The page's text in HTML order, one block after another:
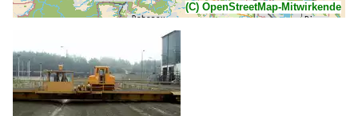
(C) OpenStreetMap-Mitwirkende